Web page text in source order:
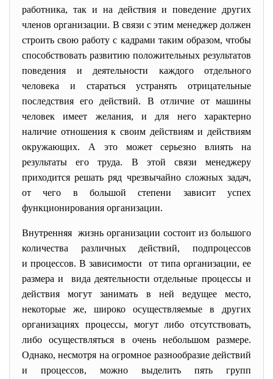
работника, так и на действия и поведение других
членов организации. В связи с этим менеджер должен
строить свою работу с кадрами таким образом, чтобы
способствовать развитию положительных результатов
поведения и деятельности каждого отдельного
человека и стараться устранять отрицательные
последствия его действий. В отличие от машины
человек имеет желания, и для него характерно
наличие отношения к своим действиям и действиям
окружающих. А это может серьезно влиять на
результаты его труда. В этой связи менеджеру
приходится решать ряд чрезвычайно сложных задач,
от чего в большой степени зависит успех
функционирования организации.
Внутренняя жизнь организации состоит из большого
количества различных действий, подпроцессов
и процессов. В зависимости от типа организации, ее
размера и вида деятельности отдельные процессы и
действия могут занимать в ней ведущее место,
некоторые же, широко осуществляемые в других
организациях процессы, могут либо отсутствовать,
либо осуществляться в очень небольшом размере.
Однако, несмотря на огромное разнообразие действий
и процессов, можно выделить пять групп